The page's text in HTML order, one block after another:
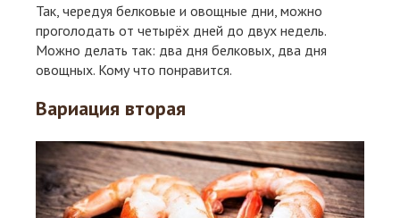
Так, чередуя белковые и овощные дни, можно
проголодать от четырёх дней до двух недель.
Можно делать так: два дня белковых, два дня
овощных. Кому что понравится.
Вариация вторая